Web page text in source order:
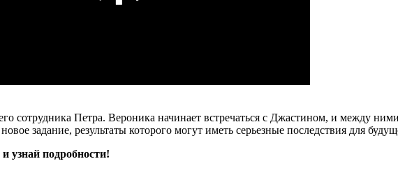
сотрудника Петра. Вероника начинает встречаться с Джастином, и между
задание, результаты которого могут иметь серьезные последствия для
узнай подробности!